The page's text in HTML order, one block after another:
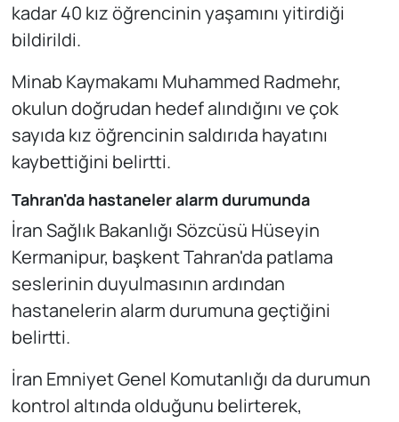
kadar 40 kız öğrencinin yaşamını yitirdiği
bildirildi.
Minab Kaymakamı Muhammed Radmehr,
okulun doğrudan hedef alındığını ve çok
sayıda kız öğrencinin saldırıda hayatını
kaybettiğini belirtti.
Tahran'da hastaneler alarm durumunda
İran Sağlık Bakanlığı Sözcüsü Hüseyin
Kermanipur, başkent Tahran'da patlama
seslerinin duyulmasının ardından
hastanelerin alarm durumuna geçtiğini
belirtti.
İran Emniyet Genel Komutanlığı da durumun
kontrol altında olduğunu belirterek,